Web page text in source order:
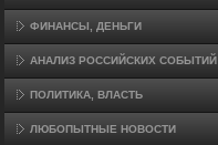
ФИНАНСЫ, ДЕНЬГИ
АНАЛИЗ РОССИЙСКИХ СОБЫТИЙ
ПОЛИТИКА, ВЛАСТЬ
ЛЮБОПЫТНЫЕ НОВОСТИ